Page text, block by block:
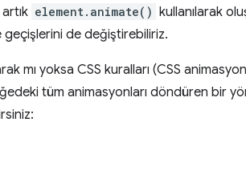
element.animate() kullanılarak
geçişlerini de değiştirebiliriz.
mı yoksa CSS kuralları (CSS
tüm animasyonları döndüren bir